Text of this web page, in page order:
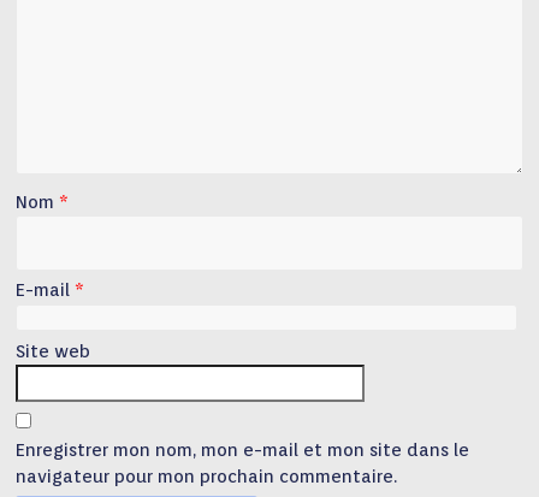
Nom *
E-mail *
Site web
Enregistrer mon nom, mon e-mail et mon site dans le
navigateur pour mon prochain commentaire.